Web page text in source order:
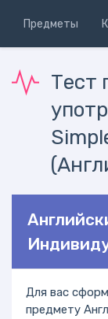
Предметы
Тест
Для вас
предмету